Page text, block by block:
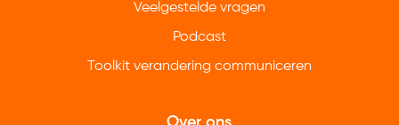
Veelgestelde vragen
Podcast
Toolkit verandering communiceren